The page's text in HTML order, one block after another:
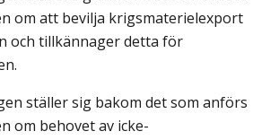
om att bevilja krigsmaterielexport
och tillkännager detta för
ställer sig bakom det som anförs
om behovet av icke-